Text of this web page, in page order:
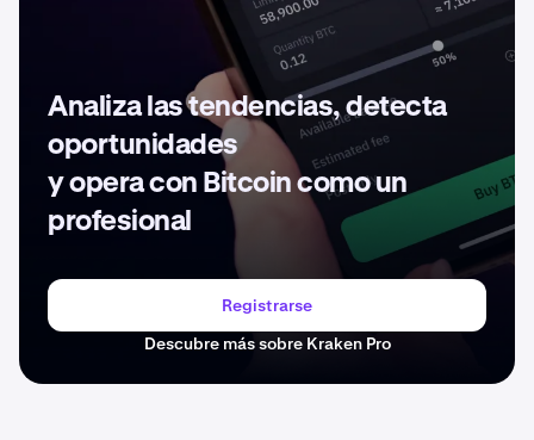
Seguridad: Los nodos acuerdan consistentemente la
validación de transacciones
Vivacidad: Las transacciones válidas pueden
proceder sin interferencias de nodos problemáticos
Con tiempos de bloque de solo 3-5 segundos y un
rendimiento teórico de hasta 4.000 transacciones por
segundo, la arquitectura de Stellar prioriza la velocidad
y la eficiencia. La red también es compatible con la
funcionalidad decontratos inteligentes, lo que permite a
los desarrolladores crear aplicaciones descentralizadas
en su plataforma.
Fundamentos del Token Stellar (XLM)
Analiza las tendencias, detecta
oportunidades
y opera con Bitcoin como un
profesional
Registrarse
Descubre más sobre Kraken Pro